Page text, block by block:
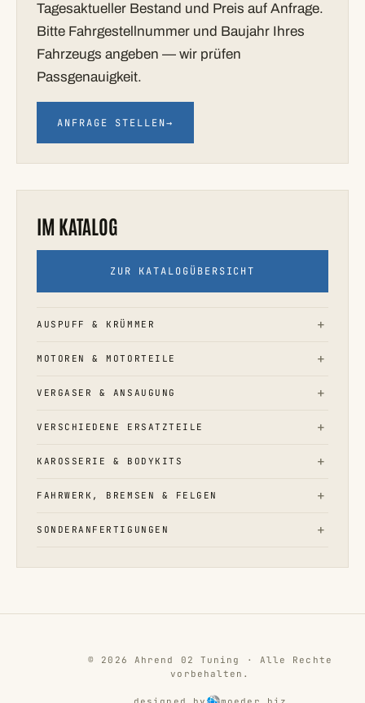
Tagesaktueller Bestand und Preis auf Anfrage.
Bitte Fahrgestellnummer und Baujahr Ihres
Fahrzeugs angeben — wir prüfen
Passgenauigkeit.
ANFRAGE STELLEN→
IM KATALOG
ZUR KATALOGÜBERSICHT
AUSPUFF & KRÜMMER
MOTOREN & MOTORTEILE
VERGASER & ANSAUGUNG
VERSCHIEDENE ERSATZTEILE
KAROSSERIE & BODYKITS
FAHRWERK, BREMSEN & FELGEN
SONDERANFERTIGUNGEN
© 2026 Ahrend 02 Tuning · Alle Rechte
vorbehalten.